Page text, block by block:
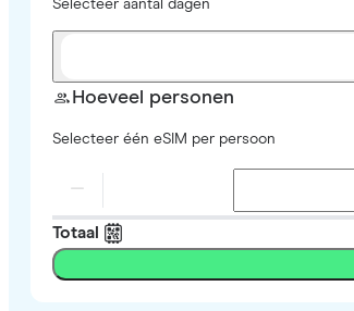
Selecteer aantal dagen
Hoeveel personen
Selecteer één eSIM per persoon
Totaal